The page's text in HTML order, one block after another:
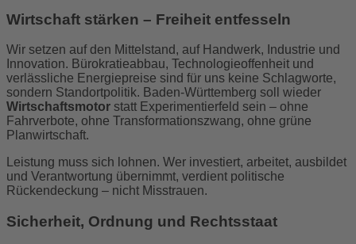
Wirtschaft stärken – Freiheit entfesseln
Wir setzen auf den Mittelstand, auf Handwerk, Industrie und
Innovation. Bürokratieabbau, Technologieoffenheit und
verlässliche Energiepreise sind für uns keine Schlagworte,
sondern Standortpolitik. Baden-Württemberg soll wieder
Wirtschaftsmotor statt Experimentierfeld sein – ohne
Fahrverbote, ohne Transformationszwang, ohne grüne
Planwirtschaft.
Leistung muss sich lohnen. Wer investiert, arbeitet, ausbildet
und Verantwortung übernimmt, verdient politische
Rückendeckung – nicht Misstrauen.
Sicherheit, Ordnung und Rechtsstaat